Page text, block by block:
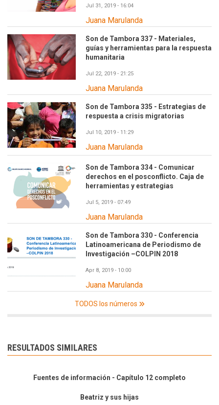
Jul 31, 2019 - 16:04
Juana Marulanda
Son de Tambora 337 - Materiales,
guías y herramientas para la respuesta
humanitaria
Jul 22, 2019 - 21:25
Juana Marulanda
Son de Tambora 335 - Estrategias de
respuesta a crisis migratorias
Jul 10, 2019 - 11:29
Juana Marulanda
Son de Tambora 334 - Comunicar
derechos en el posconflicto. Caja de
herramientas y estrategias
Jul 5, 2019 - 07:49
Juana Marulanda
Son de Tambora 330 - Conferencia
Latinoamericana de Periodismo de
Investigación –COLPIN 2018
Apr 8, 2019 - 10:00
Juana Marulanda
TODOS los números
RESULTADOS SIMILARES
Fuentes de información - Capítulo 12 completo
Beatriz y sus hijas